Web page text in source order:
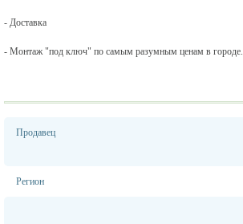
- Доставка
- Монтаж "под ключ" по самым разумным ценам в городе.
Продавец
Регион